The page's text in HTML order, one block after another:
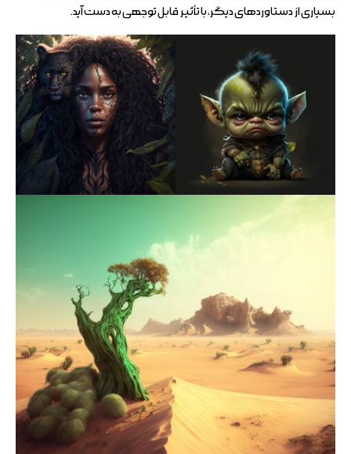
بسیاری از دستاوردهای دیگر، با تأثیر قابل توجهی به دست آید.